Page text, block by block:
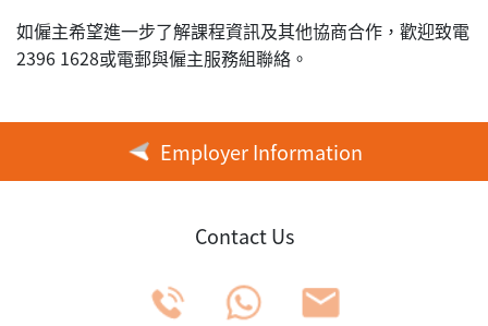
如僱主希望進一步了解課程資訊及其他協商合作，歡迎致電
2396 1628或電郵與僱主服務組聯絡。
Employer Information
Contact Us